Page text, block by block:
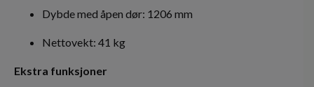
Dybde med åpen dør: 1206 mm
Nettovekt: 41 kg
Ekstra funksjoner